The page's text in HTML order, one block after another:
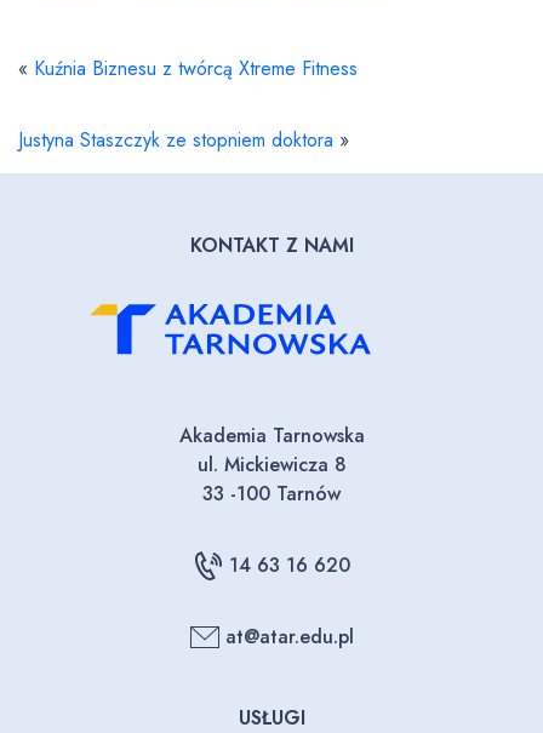
« Kuźnia Biznesu z twórcą Xtreme Fitness
Justyna Staszczyk ze stopniem doktora »
KONTAKT Z NAMI
Akademia Tarnowska
ul. Mickiewicza 8
33 -100 Tarnów
14 63 16 620
at@atar.edu.pl
USŁUGI